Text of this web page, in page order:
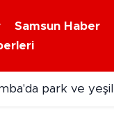
Samsun Haber
park ve